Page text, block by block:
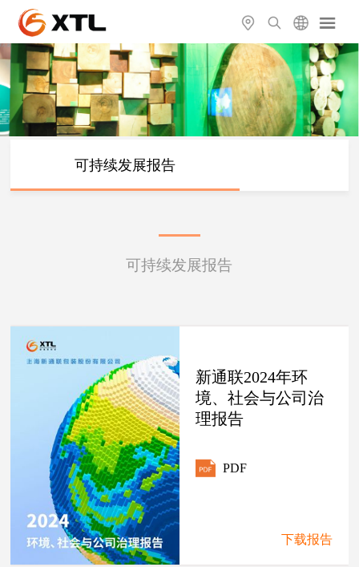
可持续发展报告
可持续发展报告
新通联2024年环
境、社会与公司治
理报告
PDF
下载报告